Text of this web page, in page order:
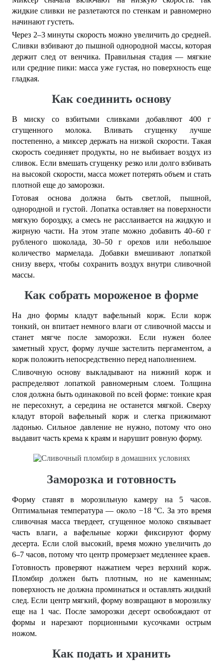
жидкие сливки не разлетаются по стенкам и равномерно
начинают густеть.
Через 2–3 минуты скорость можно увеличить до средней.
Сливки взбивают до пышной однородной массы, которая
держит след от венчика. Правильная стадия — мягкие
или средние пики: масса уже густая, но поверхность еще
гладкая.
Как соединить основу
В миску со взбитыми сливками добавляют 400 г
сгущенного молока. Вливать сгущенку лучше
постепенно, а миксер держать на низкой скорости. Такая
скорость соединяет продукты, но не выбивает воздух из
сливок. Если вмешать сгущенку резко или долго взбивать
на высокой скорости, масса может потерять объем и стать
плотной еще до заморозки.
Готовая основа должна быть светлой, пышной,
однородной и густой. Лопатка оставляет на поверхности
мягкую бороздку, а смесь не расслаивается на жидкую и
жирную части. На этом этапе можно добавить 40–60 г
рубленого шоколада, 30–50 г орехов или небольшое
количество мармелада. Добавки вмешивают лопаткой
снизу вверх, чтобы сохранить воздух внутри сливочной
массы.
Как собрать мороженое в форме
На дно формы кладут вафельный корж. Если корж
тонкий, он впитает немного влаги от сливочной массы и
станет мягче после заморозки. Если нужен более
заметный хруст, форму лучше застелить пергаментом, а
корж положить непосредственно перед наполнением.
Сливочную основу выкладывают на нижний корж и
распределяют лопаткой равномерным слоем. Толщина
слоя должна быть одинаковой по всей форме: тонкие края
не пересохнут, а середина не останется мягкой. Сверху
кладут второй вафельный корж и слегка прижимают
ладонью. Сильное давление не нужно, потому что оно
выдавит часть крема к краям и нарушит ровную форму.
Заморозка и готовность
Форму ставят в морозильную камеру на 5 часов.
Оптимальная температура — около −18 °C. За это время
сливочная масса твердеет, сгущенное молоко связывает
часть влаги, а вафельные коржи фиксируют форму
десерта. Если слой высокий, время можно увеличить до
6–7 часов, потому что центр промерзает медленнее краев.
Готовность проверяют нажатием через верхний корж.
Пломбир должен быть плотным, но не каменным;
поверхность не должна проминаться и оставлять жидкий
след. Если центр мягкий, форму возвращают в морозилку
еще на 1 час. После заморозки десерт освобождают от
формы и нарезают порционными кусочками острым
ножом.
Как подать и хранить